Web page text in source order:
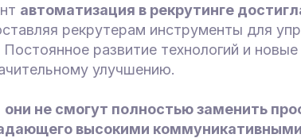
автоматизация в рекрутинге
рекрутерам инструменты для
развитие технологий и
улучшению.
они не смогут полностью заменить
высокими